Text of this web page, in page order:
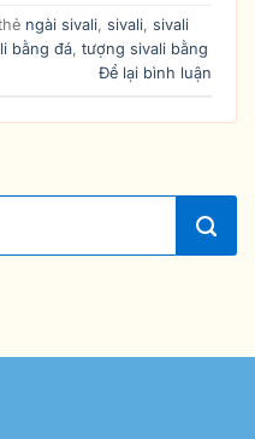
ngài sivali, sivali, sivali
bằng đá, tượng sivali bằng
Để lại bình luận